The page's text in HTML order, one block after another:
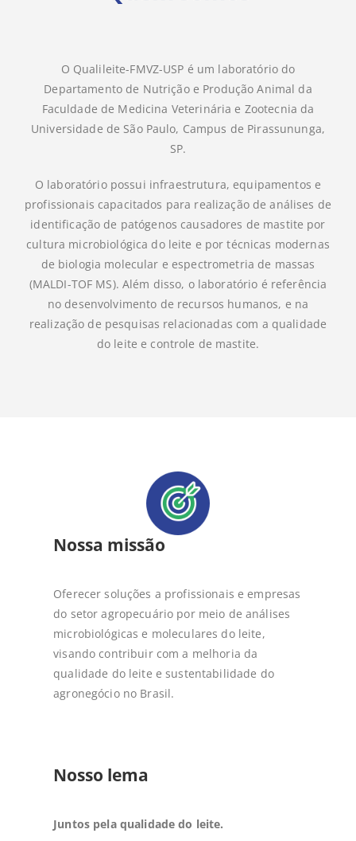
O Qualileite-FMVZ-USP é um laboratório do
Departamento de Nutrição e Produção Animal da
Faculdade de Medicina Veterinária e Zootecnia da
Universidade de São Paulo, Campus de Pirassununga,
SP.
O laboratório possui infraestrutura, equipamentos e
profissionais capacitados para realização de análises de
identificação de patógenos causadores de mastite por
cultura microbiológica do leite e por técnicas modernas
de biologia molecular e espectrometria de massas
(MALDI-TOF MS). Além disso, o laboratório é referência
no desenvolvimento de recursos humanos, e na
realização de pesquisas relacionadas com a qualidade
do leite e controle de mastite.
Nossa missão
Oferecer soluções a profissionais e empresas
do setor agropecuário por meio de análises
microbiológicas e moleculares do leite,
visando contribuir com a melhoria da
qualidade do leite e sustentabilidade do
agronegócio no Brasil.
Nosso lema
Juntos pela qualidade do leite.